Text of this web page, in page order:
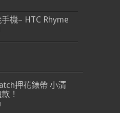
機– HTC Rhyme
押花錶帶 小清
！